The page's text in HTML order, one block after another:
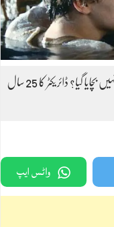
فلم ٹائی ٹینک میں ہیرو کو ڈوبنے سے کیوں نہیں بچایا گیا؟ ڈائریکٹر کا 25 سال
واٹس ایپ